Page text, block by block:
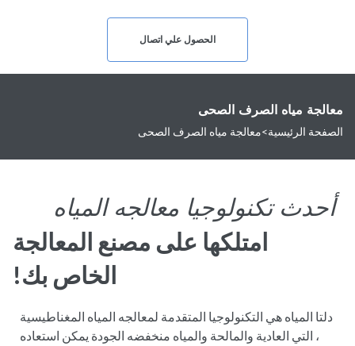
الحصول علي اتصال
معالجة مياه الصرف الصحى
الصفحة الرئيسية>معالجة مياه الصرف الصحى
أحدث تكنولوجيا معالجه المياه
امتلكها على مصنع المعالجة
الخاص بك!
دلتا المياه هي التكنولوجيا المتقدمة لمعالجه المياه المغناطيسية
، التي العادية والمالحة والمياه منخفضه الجودة يمكن استعاده